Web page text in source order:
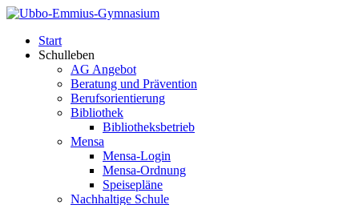
Start
Schulleben
AG Angebot
Beratung und Prävention
Berufsorientierung
Bibliothek
Bibliotheksbetrieb
Mensa
Mensa-Login
Mensa-Ordnung
Speisepläne
Nachhaltige Schule